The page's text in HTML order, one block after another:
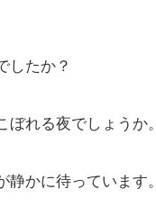
したか？
れる夜でしょうか。
かに待っています。